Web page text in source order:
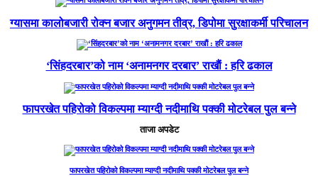
ग्यासमा कालोबजारी रोक्न बजार अनुगमन तीव्र, डिपोमा सुरक्षाकर्मी परिचालन
‘सिंहदरबार’को नाम ‘अनामनगर दरबार’ राखाैं : हरि ढकाल
फापरखेत पहिरोको विकल्पमा म्याग्दी नदीमाथि पक्की मोटरेबल पुल बन्ने
ताजा अपडेट
फापरखेत पहिरोको विकल्पमा म्याग्दी नदीमाथि पक्की मोटरेबल पुल बन्ने